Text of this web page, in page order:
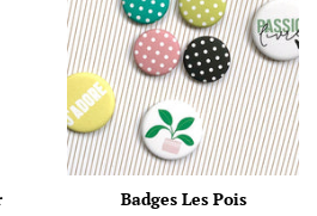
Badges Les Pois